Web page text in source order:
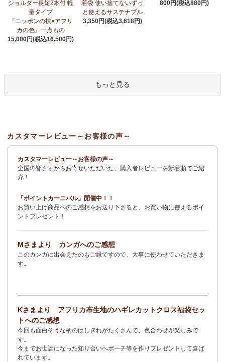
～アフリカンプリント生地～
3/27： サーカスパンツ
仕立てた新作登場！『ニッポンの技×アフリカの色』
3/11：リボン付きブラウス アレンジいろいろ9way仕様！新入
3/11：イレギュラーヘム タックスカート
イクオリティ◇で仕立てた新作登場！『ニッポンの技×アフリカの
2/4： 長財布L字ファスナー～キテンゲ本革仕立て
～キテンゲ◇ハ
2/3： キテンゲ本革 名刺ケース～キテンゲ◇ハイクオリティ◇で
仕立てた新作登場！『ニッポンの技×アフリカの色』
2/3： オトナの多機能リュック～キテンゲ本革仕立て
ハイクオリティ◇で仕立てた新作登場！『ニッポンの技×アフリカ
の色』
1/19イージーパンツ～美脚ゆるやかブーツカットデザイン～
ンゲ◇ハイクオリティ◇で仕立てた新作登場！『ニッポンの技×ア
フリカの色』
1/19：エコバッグ≪2サイズ展開≫
ショルダー長短2本付 軽
量タイプ
『ニッポンの技×アフリ
カの色』一点もの
15,000円(税込16,500円)
着袋 使い捨てないずっ
と使えるサステナブル
3,350円(税込3,618円)
800円(税込880円)
もっと見る
カスタマーレビュー～お客様の声～
カスタマーレビュー～お客様の声～
全国の皆さまからお寄せいただいた、購入者レビューを新着順でご紹
介！
「ポイントカーニバル」開催中！！
お買い上げ商品へのご感想をお送り下さると、お買い物に使えるポイ
ントプレゼント！
Mさまより カンガへのご感想
このカンガに出会えたのもご縁ですので、大事に使わせていただきま
す。
Kさまより アフリカ布生地のハギレカットクロス福袋セッ
トへのご感想
今回も面白そうな柄のはしぎれがたくさんで、色合わせが楽しみで
す。
今までお世話になった知り合いへポーチ等を作りプレゼントして喜ば
れています。